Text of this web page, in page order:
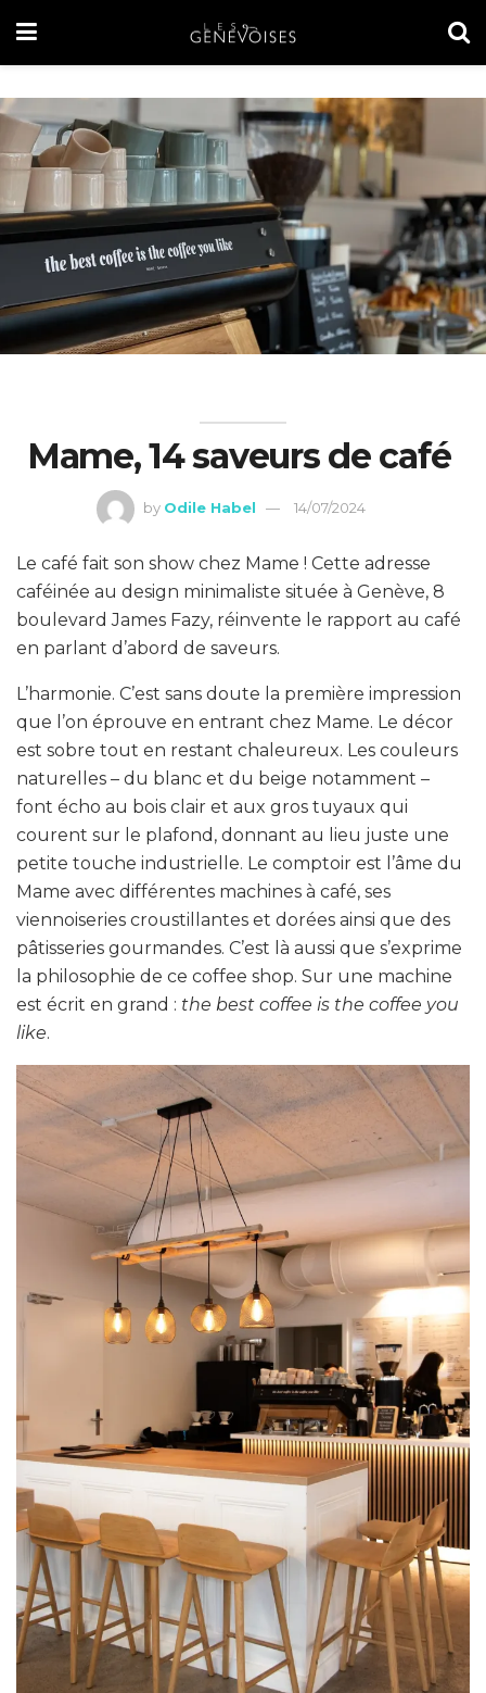
Mame, 14 saveurs de café
by Odile Habel 14/07/2024
Le café fait son show chez Mame ! Cette adresse
caféinée au design minimaliste située à Genève, 8
boulevard James Fazy, réinvente le rapport au café
en parlant d’abord de saveurs.
L’harmonie. C’est sans doute la première impression
que l’on éprouve en entrant chez Mame. Le décor
est sobre tout en restant chaleureux. Les couleurs
naturelles – du blanc et du beige notamment –
font écho au bois clair et aux gros tuyaux qui
courent sur le plafond, donnant au lieu juste une
petite touche industrielle. Le comptoir est l’âme du
Mame avec différentes machines à café, ses
viennoiseries croustillantes et dorées ainsi que des
pâtisseries gourmandes. C’est là aussi que s’exprime
la philosophie de ce coffee shop. Sur une machine
est écrit en grand : the best coffee is the coffee you
like.